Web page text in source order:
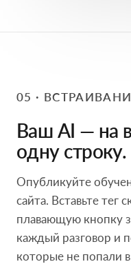
05 ·
Ваш AI — на
одну строку.
Опубликуйте
сайта. Вставьте тег
плавающую кнопку
каждый разговор и
которые не попали